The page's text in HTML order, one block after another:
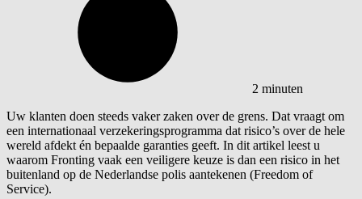
2 minuten
Uw klanten doen steeds vaker zaken over de grens. Dat vraagt om
een internationaal verzekeringsprogramma dat risico’s over de hele
wereld afdekt én bepaalde garanties geeft. In dit artikel leest u
waarom Fronting vaak een veiligere keuze is dan een risico in het
buitenland op de Nederlandse polis aantekenen (Freedom of
Service).